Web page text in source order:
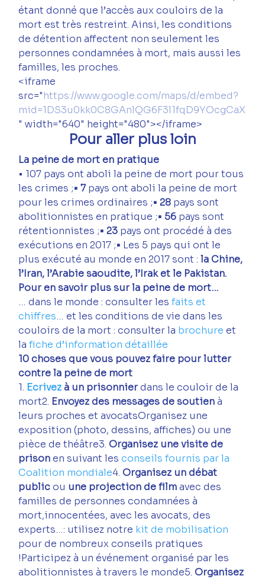
étant donné que l’accès aux couloirs de la
mort est très restreint. Ainsi, les conditions
de détention affectent non seulement les
personnes condamnées à mort, mais aussi les
familles, les proches.
<iframe
src="https://www.google.com/maps/d/embed?
mid=1DS3u0kk0C8GAnlQG6F3l1fqD9YOcgCaX
" width="640" height="480"></iframe>
Pour aller plus loin
La peine de mort en pratique
• 107 pays ont aboli la peine de mort pour tous
les crimes ;• 7 pays ont aboli la peine de mort
pour les crimes ordinaires ;• 28 pays sont
abolitionnistes en pratique ;• 56 pays sont
rétentionnistes ;• 23 pays ont procédé à des
exécutions en 2017 ;• Les 5 pays qui ont le
plus exécuté au monde en 2017 sont : la Chine,
l’Iran, l’Arabie saoudite, l’Irak et le Pakistan.
Pour en savoir plus sur la peine de mort…
… dans le monde : consulter les faits et
chiffres… et les conditions de vie dans les
couloirs de la mort : consulter la brochure et
la fiche d’information détaillée
10 choses que vous pouvez faire pour lutter
contre la peine de mort
1. Ecrivez à un prisonnier dans le couloir de la
mort2. Envoyez des messages de soutien à
leurs proches et avocatsOrganisez une
exposition (photo, dessins, affiches) ou une
pièce de théâtre3. Organisez une visite de
prison en suivant les conseils fournis par la
Coalition mondiale4. Organisez un débat
public ou une projection de film avec des
familles de personnes condamnées à
mort,innocentées, avec les avocats, des
experts…: utilisez notre kit de mobilisation
pour de nombreux conseils pratiques
!Participez à un événement organisé par les
abolitionnistes à travers le monde5. Organisez